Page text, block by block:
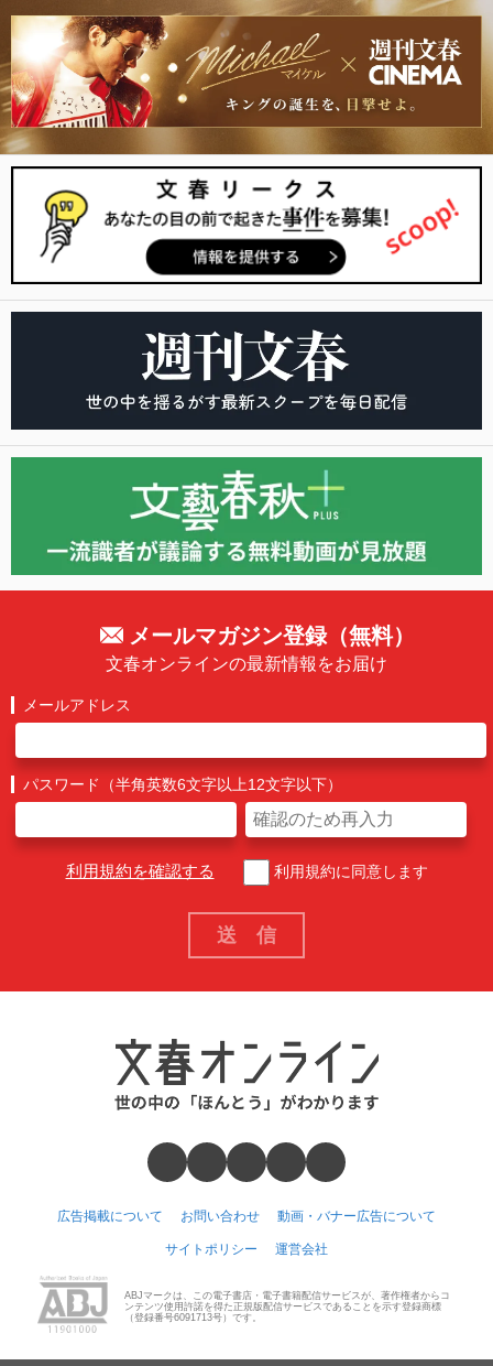
メールマガジン登録（無料）
文春オンラインの最新情報をお届け
メールアドレス
パスワード（半角英数6文字以上12文字以下）
利用規約を確認する 利用規約に同意します
広告掲載について お問い合わせ 動画・バナー広告について
サイトポリシー 運営会社
ABJマークは、この電子書店・電子書籍配信サービスが、著作権者からコ
ンテンツ使用許諾を得た正規版配信サービスであることを示す登録商標
（登録番号6091713号）です。